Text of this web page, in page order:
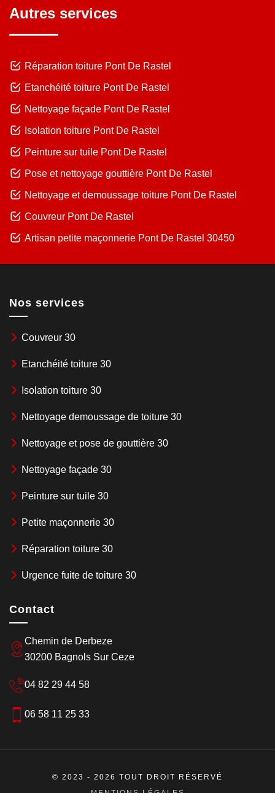
Autres services
Réparation toiture Pont De Rastel
Etanchéité toiture Pont De Rastel
Nettoyage façade Pont De Rastel
Isolation toiture Pont De Rastel
Peinture sur tuile Pont De Rastel
Pose et nettoyage gouttière Pont De Rastel
Nettoyage et demoussage toiture Pont De Rastel
Couvreur Pont De Rastel
Artisan petite maçonnerie Pont De Rastel 30450
Nos services
Couvreur 30
Etanchéité toiture 30
Isolation toiture 30
Nettoyage demoussage de toiture 30
Nettoyage et pose de gouttière 30
Nettoyage façade 30
Peinture sur tuile 30
Petite maçonnerie 30
Réparation toiture 30
Urgence fuite de toiture 30
Contact
Chemin de Derbeze
30200 Bagnols Sur Ceze
04 82 29 44 58
06 58 11 25 33
© 2023 - 2026 TOUT DROIT RÉSERVÉ